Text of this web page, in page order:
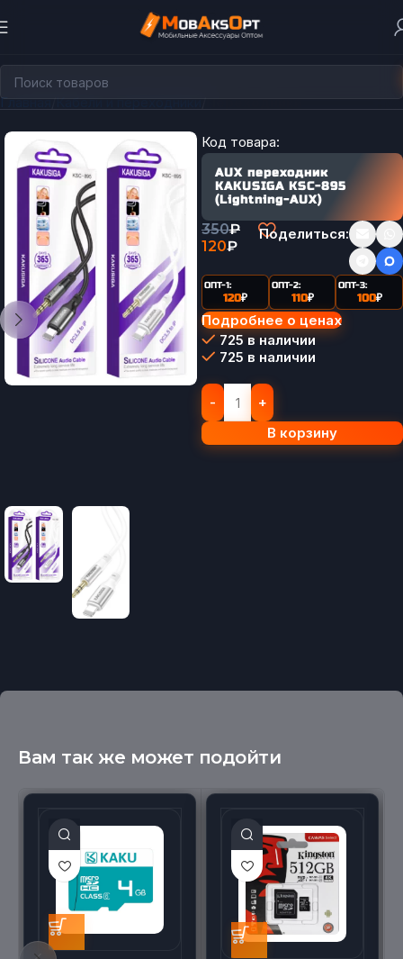
Главная Кабели и переходники Переходники
Код товара:
AUX переходник
KAKUSIGA KSC-895
(Lightning-AUX)
350₽
120₽
Поделиться:
ОПТ-1:
120₽
ОПТ-2:
110₽
ОПТ-3:
100₽
Подробнее о ценах
725 в наличии
725 в наличии
В корзину
Вам так же может подойти